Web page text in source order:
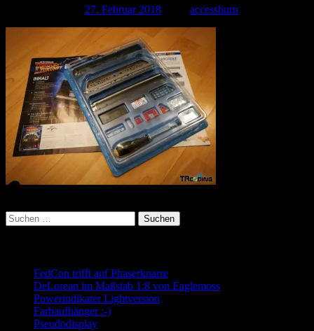
27. Februar 2018 accessburn
Suchen
nach:
FedCon trifft auf Phaserknarre
DeLorean im Maßstab 1:8 von Eaglemoss
Powerindikater Lightversion
Farbaufhänger :-)
Pseudodisplay